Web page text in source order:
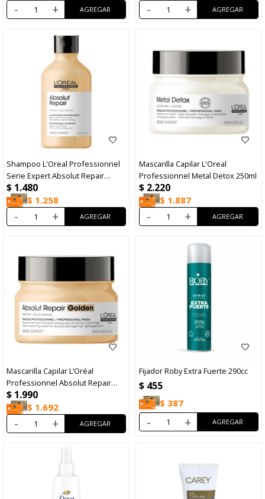
- + - +
Shampoo L'Oreal Professionnel
Serie Expert Absolut Repair
300ml
$ 1.480
$ 1.258
- +
Mascarilla Capilar L'Oreal
Professionnel Metal Detox 250ml
$ 2.220
$ 1.887
- +
Mascarilla Capilar L’Oréal
Professionnel Absolut Repair
Golden 250ml
$ 1.990
$ 1.692
- +
Fijador Roby Extra Fuerte 290cc
$ 455
$ 387
- +